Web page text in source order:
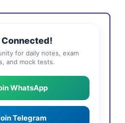
for daily notes, exam
and mock tests.
WhatsApp
Telegram